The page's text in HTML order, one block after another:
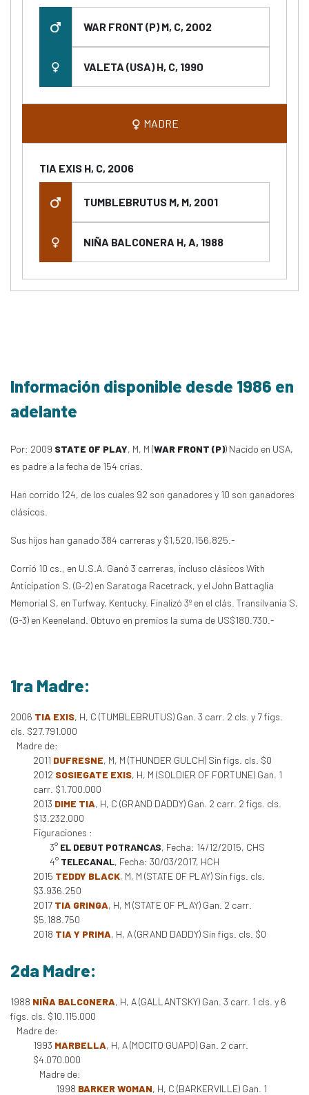
WAR FRONT (P) M, C, 2002
VALETA (USA) H, C, 1990
MADRE
TIA EXIS H, C, 2006
TUMBLEBRUTUS M, M, 2001
NIÑA BALCONERA H, A, 1988
Información disponible desde 1986 en
adelante
Por: 2009 STATE OF PLAY, M, M (WAR FRONT (P)) Nacido en USA,
es padre a la fecha de 154 crías.
Han corrido 124, de los cuales 92 son ganadores y 10 son ganadores
clásicos.
Sus hijos han ganado 384 carreras y $1,520,156,825.-
Corrió 10 cs., en U.S.A. Ganó 3 carreras, incluso clásicos With
Anticipation S. (G-2) en Saratoga Racetrack, y el John Battaglia
Memorial S, en Turfway, Kentucky. Finalizó 3º en el clás. Transilvania S,
(G-3) en Keeneland. Obtuvo en premios la suma de US$180.730.-
1ra Madre:
2006 TIA EXIS, H, C (TUMBLEBRUTUS) Gan. 3 carr. 2 cls. y 7 figs.
cls. $27.791.000
Madre de:
2011 DUFRESNE, M, M (THUNDER GULCH) Sin figs. cls. $0
2012 SOSIEGATE EXIS, H, M (SOLDIER OF FORTUNE) Gan. 1
carr. $1.700.000
2013 DIME TIA, H, C (GRAND DADDY) Gan. 2 carr. 2 figs. cls.
$13.232.000
Figuraciones :
3° EL DEBUT POTRANCAS, Fecha: 14/12/2015, CHS
4° TELECANAL, Fecha: 30/03/2017, HCH
2015 TEDDY BLACK, M, M (STATE OF PLAY) Sin figs. cls.
$3.936.250
2017 TIA GRINGA, H, M (STATE OF PLAY) Gan. 2 carr.
$5.188.750
2018 TIA Y PRIMA, H, A (GRAND DADDY) Sin figs. cls. $0
2da Madre:
1988 NIÑA BALCONERA, H, A (GALLANTSKY) Gan. 3 carr. 1 cls. y 6
figs. cls. $10.115.000
Madre de:
1993 MARBELLA, H, A (MOCITO GUAPO) Gan. 2 carr.
$4.070.000
Madre de:
1998 BARKER WOMAN, H, C (BARKERVILLE) Gan. 1